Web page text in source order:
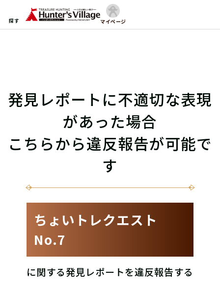
探す マイページ
発見レポートに不適切な表現
があった場合
こちらから違反報告が可能で
す
ちょいトレクエスト
No.7
に関する発見レポートを違反報告する